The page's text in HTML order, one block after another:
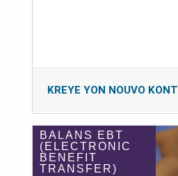
KREYE YON NOUVO KONT
BALANS EBT
(ELECTRONIC
BENEFIT
TRANSFER)